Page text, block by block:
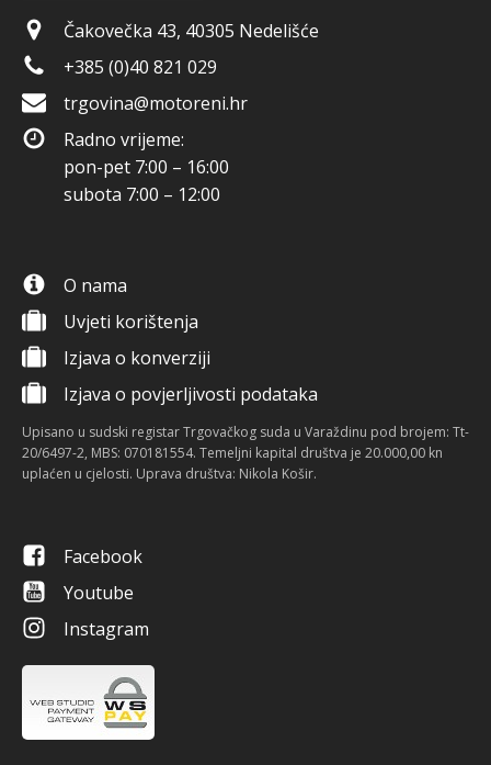
Čakovečka 43, 40305 Nedelišće
+385 (0)40 821 029
trgovina@motoreni.hr
Radno vrijeme:
pon-pet 7:00 – 16:00
subota 7:00 – 12:00
O nama
Uvjeti korištenja
Izjava o konverziji
Izjava o povjerljivosti podataka
Upisano u sudski registar Trgovačkog suda u Varaždinu pod brojem: Tt-
20/6497-2, MBS: 070181554. Temeljni kapital društva je 20.000,00 kn
uplaćen u cjelosti. Uprava društva: Nikola Košir.
Facebook
Youtube
Instagram